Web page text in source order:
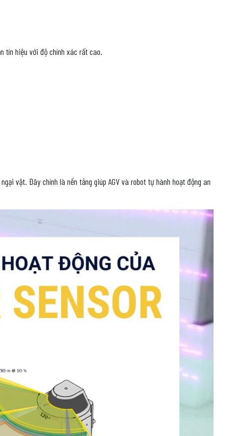
tín hiệu với độ chính xác rất cao.
vật. Đây chính là nền tảng giúp AGV và robot tự hành hoạt động an